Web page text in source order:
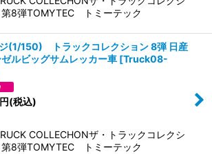
8弾TOMYTEC トミーテック
(1/150) トラックコレクション 8弾 日産
ルビッグサムレッカー車 [Truck08-
円(税込)
COLLECHONザ・トラックコレクシ
8弾TOMYTEC トミーテック